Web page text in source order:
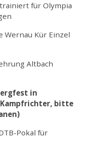
für Olympia
Kür Einzel
Altbach
in
Kampfrichter, bitte
Pokal für